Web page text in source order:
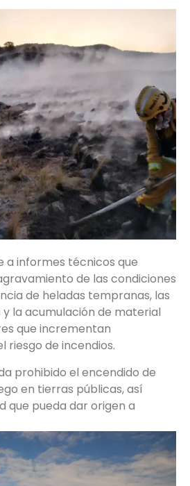
a informes técnicos que
de las condiciones
de heladas tempranas, las
la acumulación de material
que incrementan
riesgo de incendios.
prohibido el encendido de
en tierras públicas, así
que pueda dar origen a